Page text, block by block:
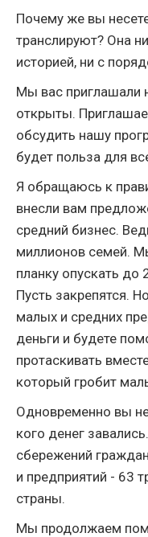
Почему же вы
транслируют? Она
историей, ни с
Мы вас приглашали
открыты.
обсудить нашу
будет польза для
Я обращаюсь к
внесли вам
средний бизнес.
миллионов семей.
планку опускать
Пусть закрепятся.
малых и средних
деньги и будете
протаскивать
который гробит
Одновременно вы не
кого денег
сбережений
и предприятий - 63
страны.
Мы продолжаем